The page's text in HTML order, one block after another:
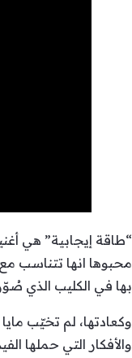
“طاقة إيجابية” هي
محبوها انها تتناسب
بها في الكليب الذي
وكعادتها، لم تخيّب مايا
والأفكار التي حملها